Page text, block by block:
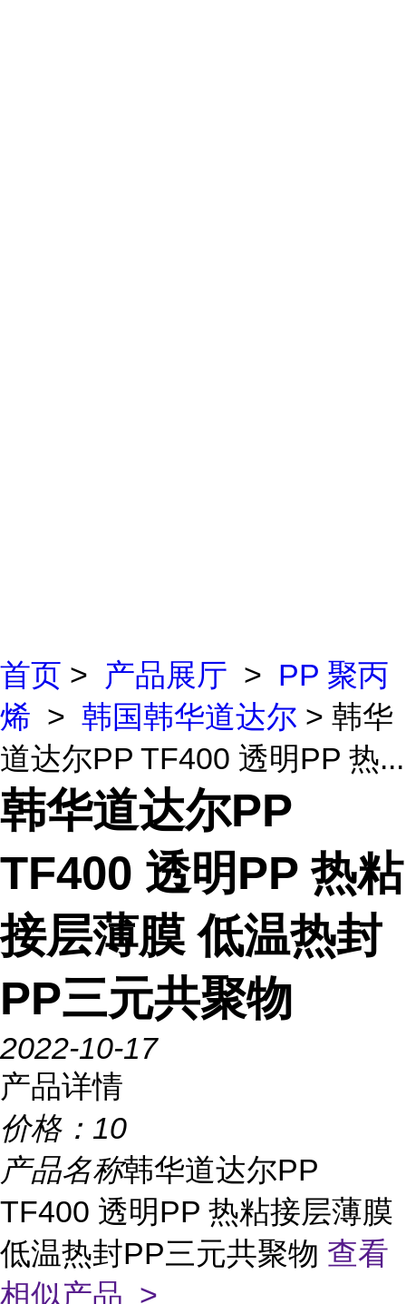
首页 > 产品展厅 > PP 聚丙
烯 > 韩国韩华道达尔 > 韩华
道达尔PP TF400 透明PP 热...
韩华道达尔PP
TF400 透明PP 热粘
接层薄膜 低温热封
PP三元共聚物
2022-10-17
产品详情
价格： 10
产品名称韩华道达尔PP
TF400 透明PP 热粘接层薄膜
低温热封PP三元共聚物 查看
相似产品 >